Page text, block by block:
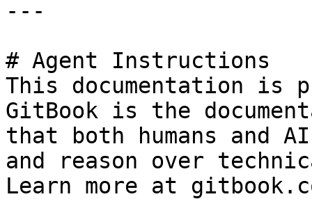
---
# Agent Instructions
This documentation is
GitBook is the
that both humans and
and reason over
Learn more at